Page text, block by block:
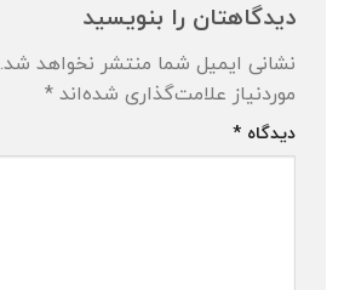
دیدگاهتان را بنویسید
نشانی ایمیل شما منتشر نخواهد شد.
موردنیاز علامت‌گذاری شده‌اند *
دیدگاه *